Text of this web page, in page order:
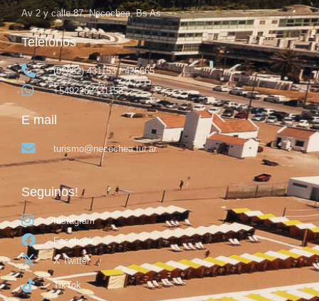
Av 2 y calle 87, Necochea, Bs As
Teléfonos
(02262) 431153 / 425665
+5492262431153
E mail
turismo@necochea.tur.ar
Seguinos!
Instagram
Facebook
X Twitter
TikTok